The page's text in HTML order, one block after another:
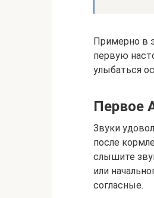
Примерно в
первую
улыбаться
Первое
Звуки
после
слышите
или
согласные.